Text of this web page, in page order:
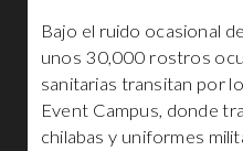
Bajo el ruido ocasional
unos 30,000 rostros
sanitarias transitan por
Event Campus, donde
chilabas y uniformes